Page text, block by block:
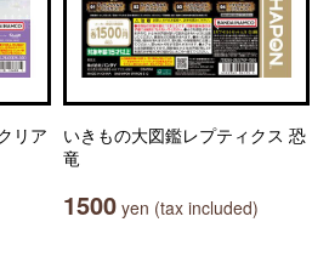
リア
いきもの大図鑑レプティクス 恐
竜
1500 yen (tax included)